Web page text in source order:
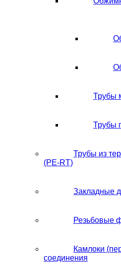
Трубы
Трубы
Трубы из
(PE-RT)
Закладные
Резьбовые
Камлоки
соединения